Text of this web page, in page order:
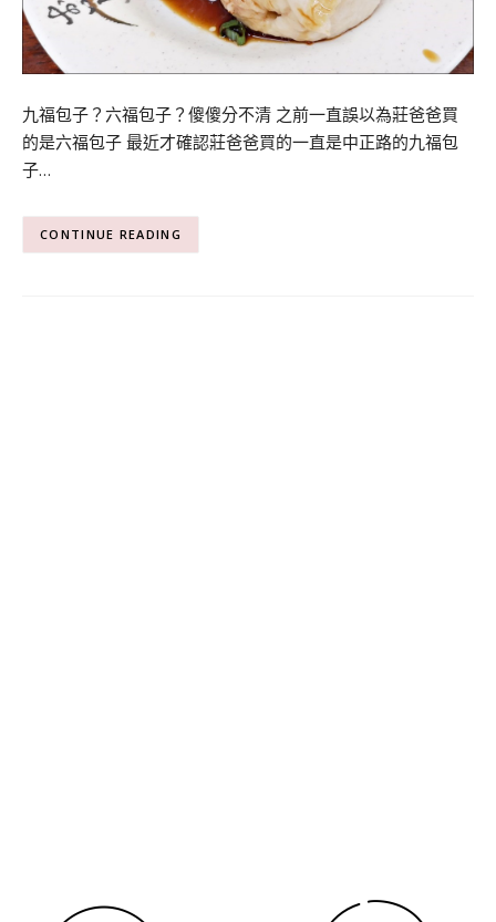
九福包子？六福包子？傻傻分不清 之前一直誤以為莊爸爸買
的是六福包子 最近才確認莊爸爸買的一直是中正路的九福包
子…
CONTINUE READING